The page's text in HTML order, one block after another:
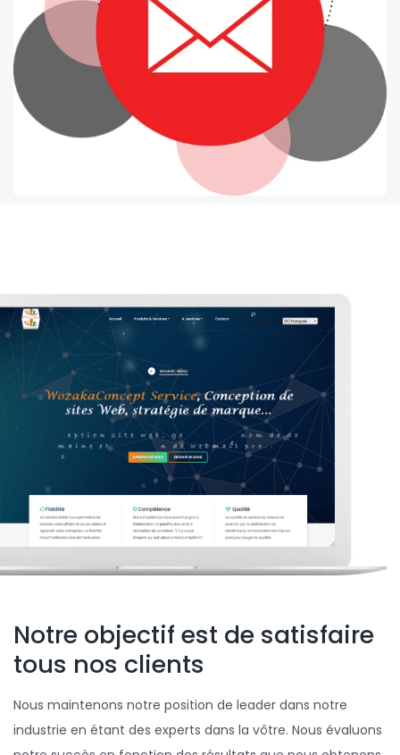
Notre objectif est de satisfaire
tous nos clients
Nous maintenons notre position de leader dans notre
industrie en étant des experts dans la vôtre. Nous évaluons